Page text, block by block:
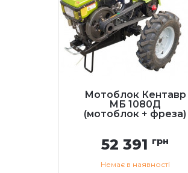
Мотоблок Кентавр
МБ 1080Д
(мотоблок + фреза)
52 391 грн
Немає в наявності